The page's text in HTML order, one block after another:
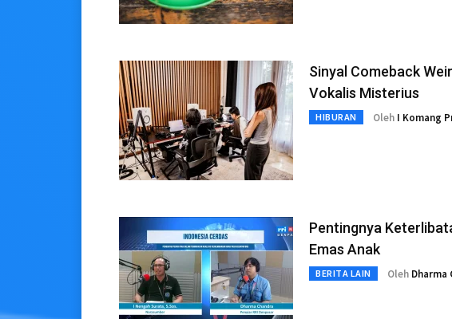
Sinyal Comeback
Vokalis Misterius
HIBURAN Oleh I Komang
Pentingnya
Emas Anak
BERITA LAIN Oleh Dharma